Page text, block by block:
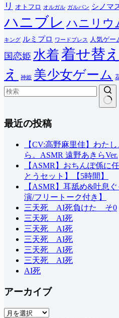
リ オトフロ オルガル ガルパン シノマ
ハニブレ ハニリウ
キング ルミプロ ワードプレス 人気ゲー
国恋姫 水着着せ替え
え
神姫 美少女ゲーム
果
最近の投稿
【CV:高野麻里佳】わた
ら。ASMR 遠野あきらVer.
【ASMR】おちんぽ係に
とうセット】【5時間】
【ASMR】耳舐め&吐息
演/フリートーク付き】
三天死 AI死負けた そ0
三天死 AI死
三天死 AI死
三天死 AI死
三天死 AI死
三天死 AI死
AI死
アーカイブ
ア